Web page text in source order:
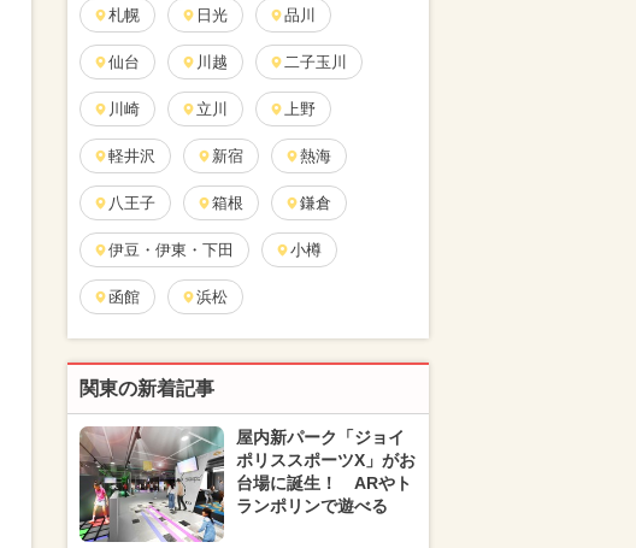
札幌 日光 品川
仙台 川越 二子玉川
川崎 立川 上野
軽井沢 新宿 熱海
八王子 箱根 鎌倉
伊豆・伊東・下田 小樽
函館 浜松
関東の新着記事
屋内新パーク「ジョイ
ポリススポーツX」がお
台場に誕生！ ARやト
ランポリンで遊べる